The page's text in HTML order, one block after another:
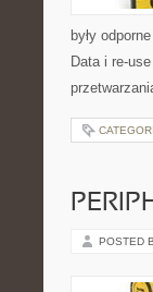
były
Data i re-
POSTED